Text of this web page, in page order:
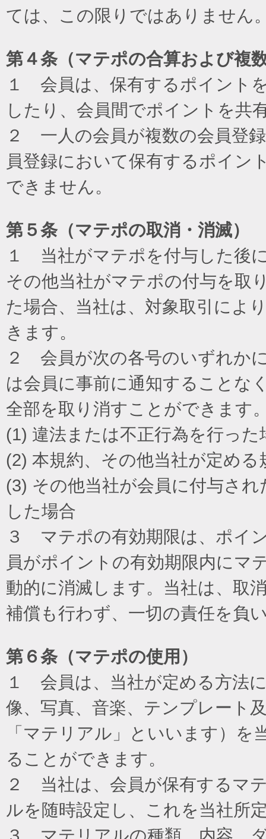
ては、この限りではありません
第４条（マテポの合算および複
１ 会員は、保有するポイント
したり、会員間でポイントを共
２ 一人の会員が複数の会員登
員登録において保有するポイン
できません。
第５条（マテポの取消・消滅）
１ 当社がマテポを付与した後
その他当社がマテポの付与を取
た場合、当社は、対象取引によ
きます。
２ 会員が次の各号のいずれか
は会員に事前に通知することな
全部を取り消すことができます
(1) 違法または不正行為を行った
(2) 本規約、その他当社が定め
(3) その他当社が会員に付与さ
した場合
３ マテポの有効期限は、ポイ
員がポイントの有効期限内にマ
動的に消滅します。当社は、取
補償も行わず、一切の責任を負
第６条（マテポの使用）
１ 会員は、当社が定める方法
像、写真、音楽、テンプレート
「マテリアル」といいます）
ることができます。
２ 当社は、会員が保有するマ
ルを随時設定し、これを当社所